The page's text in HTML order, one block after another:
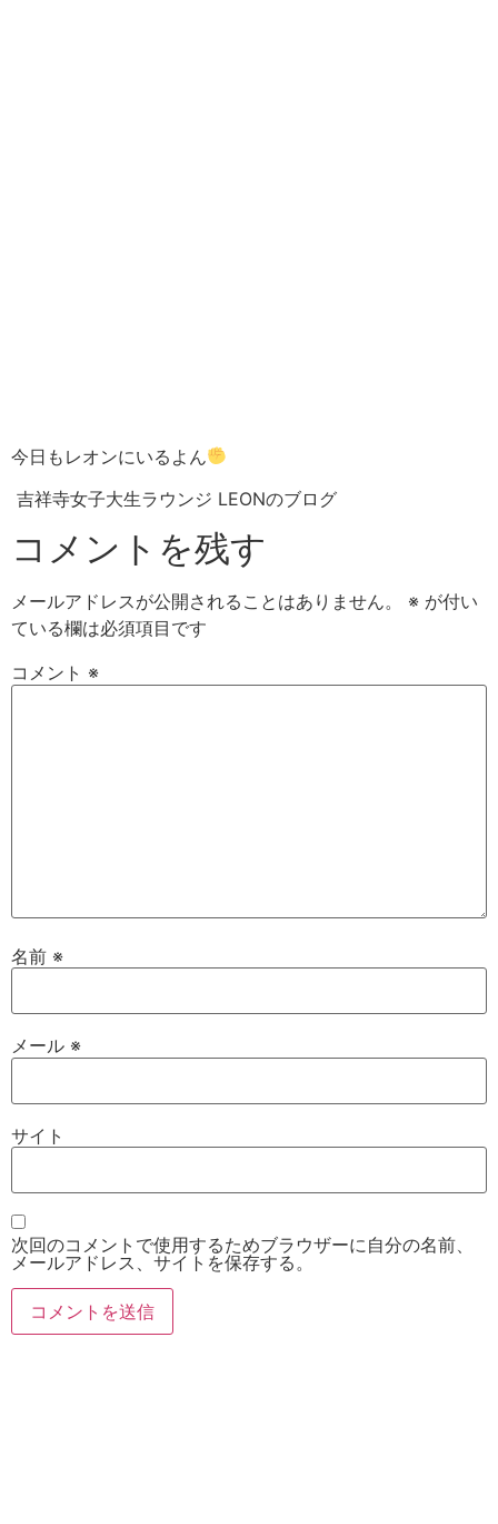
今日もレオンにいるよん
吉祥寺女子大生ラウンジ LEONのブログ
コメントを残す
メールアドレスが公開されることはありません。 ※ が付い
ている欄は必須項目です
コメント ※
名前 ※
メール ※
サイト
次回のコメントで使用するためブラウザーに自分の名前、
メールアドレス、サイトを保存する。